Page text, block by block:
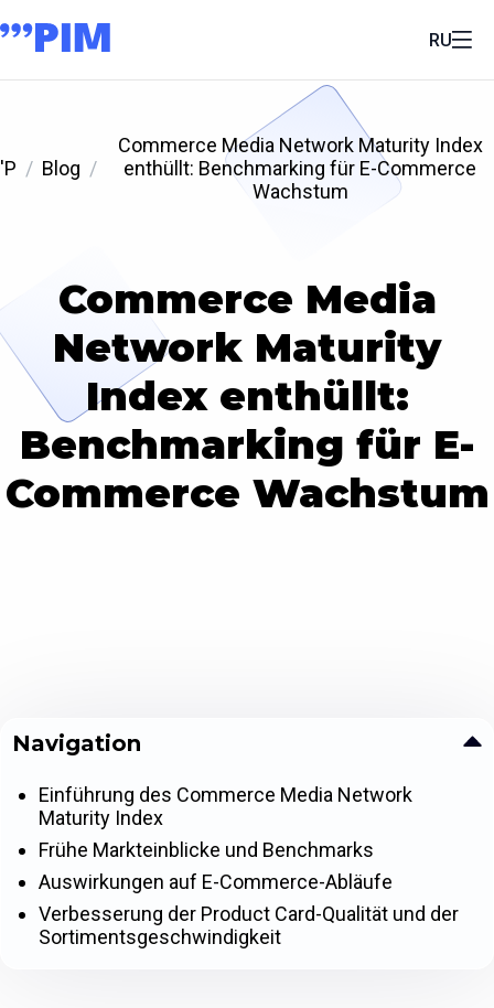
RU
'P Blog
Commerce Media Network Maturity Index
enthüllt: Benchmarking für E-Commerce
Wachstum
Commerce Media
Network Maturity
Index enthüllt:
Benchmarking für E-
Commerce Wachstum
Navigation
Einführung des Commerce Media Network
Maturity Index
Frühe Markteinblicke und Benchmarks
Auswirkungen auf E-Commerce-Abläufe
Verbesserung der Product Card-Qualität und der
Sortimentsgeschwindigkeit